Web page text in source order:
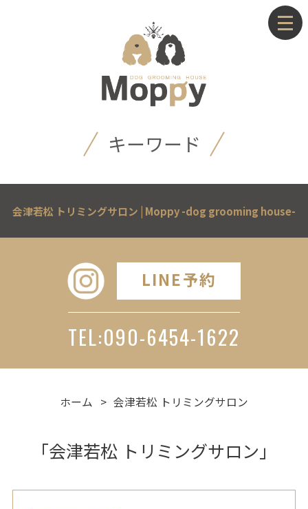
キーワード
会津若松 トリミングサロン | Moppy -dog grooming house-
LINE予約
TEL:090-6454-1622
ホーム 会津若松 トリミングサロン
「会津若松 トリミングサロン」